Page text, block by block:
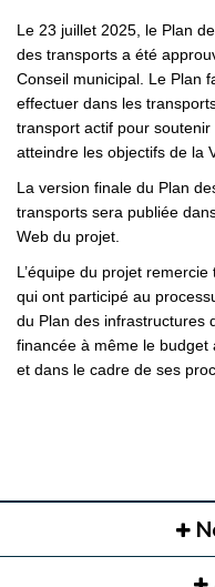
Le 23 juillet 2025, le Plan
des transports a été
Conseil municipal. Le Plan
effectuer dans les
transport actif pour soutenir
atteindre les objectifs de la
La version finale du Plan
transports sera publiée
Web du projet.
L’équipe du projet
qui ont participé au
du Plan des infrastructures
financée à même le budget
et dans le cadre de ses